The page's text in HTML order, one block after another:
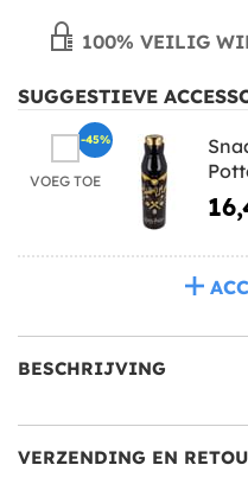
100% VEILIG
SUGGESTIEVE
VOEG TOE
-45%
BESCHRIJVING
VERZENDING EN